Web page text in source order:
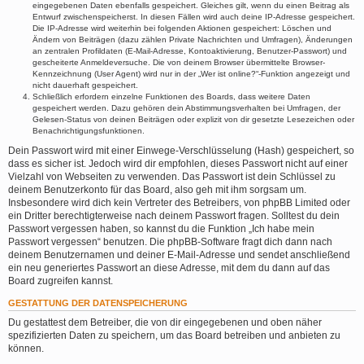
eingegebenen Daten ebenfalls gespeichert. Gleiches gilt, wenn du einen Beitrag als
Entwurf zwischenspeicherst. In diesen Fällen wird auch deine IP-Adresse gespeichert.
Die IP-Adresse wird weiterhin bei folgenden Aktionen gespeichert: Löschen und
Ändern von Beiträgen (dazu zählen Private Nachrichten und Umfragen), Änderungen
an zentralen Profildaten (E-Mail-Adresse, Kontoaktivierung, Benutzer-Passwort) und
gescheiterte Anmeldeversuche. Die von deinem Browser übermittelte Browser-
Kennzeichnung (User Agent) wird nur in der „Wer ist online?“-Funktion angezeigt und
nicht dauerhaft gespeichert.
Schließlich erfordern einzelne Funktionen des Boards, dass weitere Daten
gespeichert werden. Dazu gehören dein Abstimmungsverhalten bei Umfragen, der
Gelesen-Status von deinen Beiträgen oder explizit von dir gesetzte Lesezeichen oder
Benachrichtigungsfunktionen.
Dein Passwort wird mit einer Einwege-Verschlüsselung (Hash) gespeichert, so
dass es sicher ist. Jedoch wird dir empfohlen, dieses Passwort nicht auf einer
Vielzahl von Webseiten zu verwenden. Das Passwort ist dein Schlüssel zu
deinem Benutzerkonto für das Board, also geh mit ihm sorgsam um.
Insbesondere wird dich kein Vertreter des Betreibers, von phpBB Limited oder
ein Dritter berechtigterweise nach deinem Passwort fragen. Solltest du dein
Passwort vergessen haben, so kannst du die Funktion „Ich habe mein
Passwort vergessen“ benutzen. Die phpBB-Software fragt dich dann nach
deinem Benutzernamen und deiner E-Mail-Adresse und sendet anschließend
ein neu generiertes Passwort an diese Adresse, mit dem du dann auf das
Board zugreifen kannst.
GESTATTUNG DER DATENSPEICHERUNG
Du gestattest dem Betreiber, die von dir eingegebenen und oben näher
spezifizierten Daten zu speichern, um das Board betreiben und anbieten zu
können.